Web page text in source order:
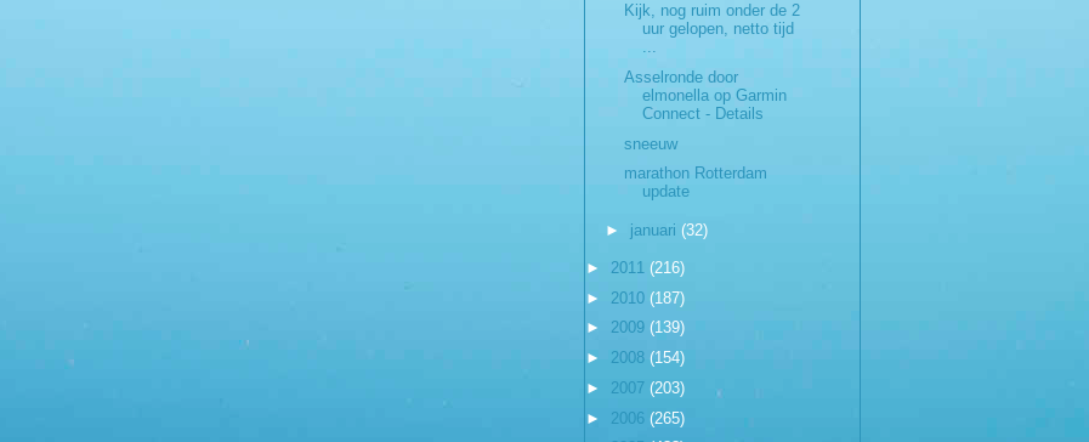
Kijk, nog ruim onder de 2
uur gelopen, netto tijd
...
Asselronde door
elmonella op Garmin
Connect - Details
sneeuw
marathon Rotterdam
update
► januari (32)
► 2011 (216)
► 2010 (187)
► 2009 (139)
► 2008 (154)
► 2007 (203)
► 2006 (265)